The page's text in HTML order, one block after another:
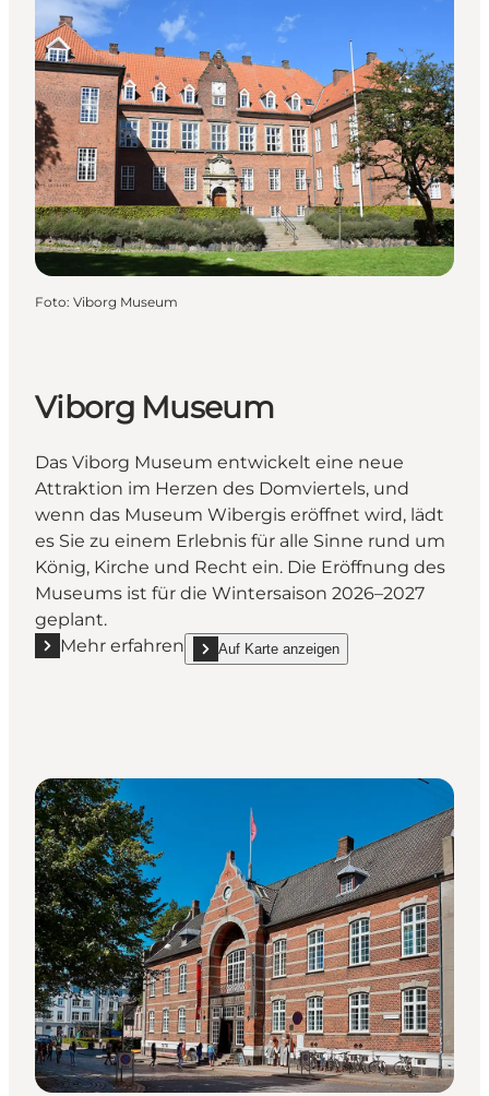
Foto: Viborg Museum
Viborg Museum
Das Viborg Museum entwickelt eine neue
Attraktion im Herzen des Domviertels, und
wenn das Museum Wibergis eröffnet wird, lädt
es Sie zu einem Erlebnis für alle Sinne rund um
König, Kirche und Recht ein. Die Eröffnung des
Museums ist für die Wintersaison 2026–2027
geplant.
Mehr erfahren
Mehr erfahren "Viborg Museum"
Auf Karte anzeigen
show Viborg Museum on_map